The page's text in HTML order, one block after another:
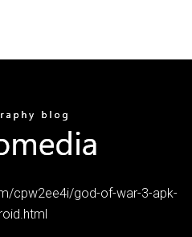
cpw2ee4i/god-of-war-3-apk-